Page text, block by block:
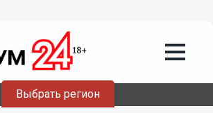
Выбрать регион
председателя гордумы
от должности по
прокурора
предпринимательской